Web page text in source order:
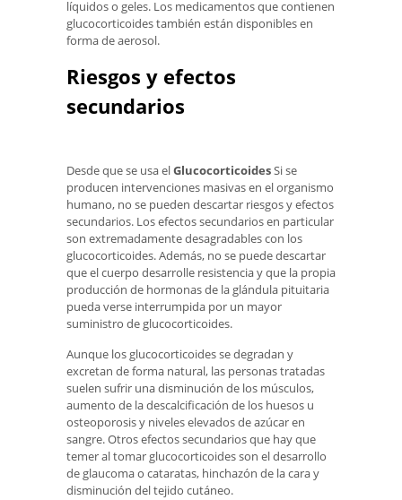
líquidos o geles. Los medicamentos que contienen
glucocorticoides también están disponibles en
forma de aerosol.
Riesgos y efectos
secundarios
Desde que se usa elGlucocorticoidesSi se
producen intervenciones masivas en el organismo
humano, no se pueden descartar riesgos y efectos
secundarios. Los efectos secundarios en particular
son extremadamente desagradables con los
glucocorticoides. Además, no se puede descartar
que el cuerpo desarrolle resistencia y que la propia
producción de hormonas de la glándula pituitaria
pueda verse interrumpida por un mayor
suministro de glucocorticoides.
Aunque los glucocorticoides se degradan y
excretan de forma natural, las personas tratadas
suelen sufrir una disminución de los músculos,
aumento de la descalcificación de los huesos u
osteoporosis y niveles elevados de azúcar en
sangre. Otros efectos secundarios que hay que
temer al tomar glucocorticoides son el desarrollo
de glaucoma o cataratas, hinchazón de la cara y
disminución del tejido cutáneo.